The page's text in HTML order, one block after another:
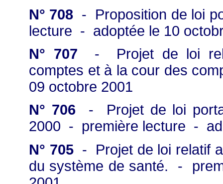
N° 708 - Proposition de loi
lecture - adoptée le 10
N° 707 - Projet de loi
comptes et à la cour des
09 octobre 2001
N° 706 - Projet de loi
2000 - première lecture -
N° 705- Projet de loi relatif
du système de santé. -